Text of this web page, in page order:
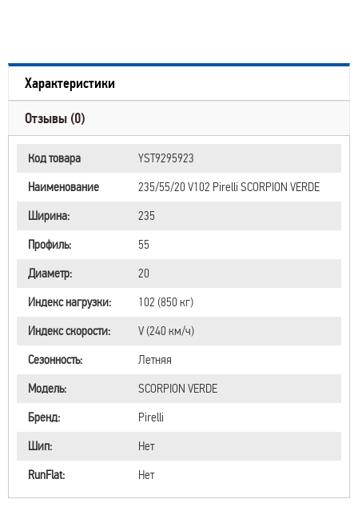
Характеристики
Отзывы (0)
Код товара
YST9295923
Наименование
235/55/20 V102 Pirelli SCORPION VERDE
Ширина:
235
Профиль:
55
Диаметр:
20
Индекс нагрузки:
102 (850 кг)
Индекс скорости:
V (240 км/ч)
Сезонность:
Летняя
Модель:
SCORPION VERDE
Бренд:
Pirelli
Шип:
Нет
RunFlat:
Нет